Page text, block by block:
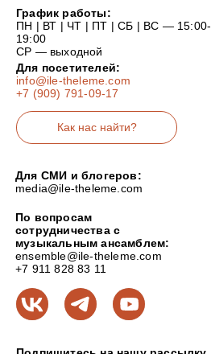
График работы:
ПН | ВТ | ЧТ | ПТ | СБ | ВС — 15:00-
19:00
СР — выходной
Для посетителей:
info@ile-theleme.com
+7 (909) 791-09-17
Для СМИ и блогеров:
media@ile-theleme.com
По вопросам
сотрудничества с
музыкальным ансамблем:
ensemble@ile-theleme.com
+7 911 828 83 11
Как нас найти?